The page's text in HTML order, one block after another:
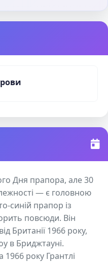
Дня прапора, але 30
— є головною
синій прапор із
повсюди. Він
Британії 1966 року,
в Бриджтауні.
року Грантлі